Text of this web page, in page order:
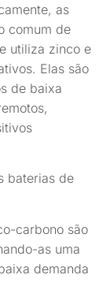
as
comum de
utiliza zinco e
Elas são
de baixa
baterias de
carbono são
as uma
demanda